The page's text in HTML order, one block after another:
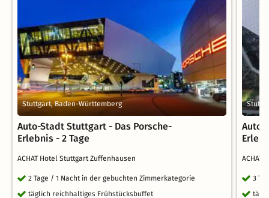
Stuttgart, Baden-Württemberg
Auto-Stadt Stuttgart - Das Porsche-
Erlebnis - 2 Tage
ACHAT Hotel Stuttgart Zuffenhausen
2 Tage / 1 Nacht in der gebuchten Zimmerkategorie
täglich reichhaltiges Frühstücksbuffet
Auto-
3